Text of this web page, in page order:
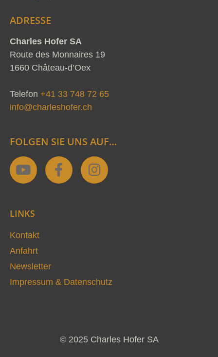
ADRESSE
Charles Hofer SA
Route des Monnaires 19
1660 Château-d’Oex
Telefon +41 33 748 72 65
info@charleshofer.ch
FOLGEN SIE UNS AUF…
Y
o
u
b
e
F
a
f
I
n
LINKS
Kontakt
Anfahrt
Newsletter
Impressum & Datenschutz
© 2025 Charles Hofer SA